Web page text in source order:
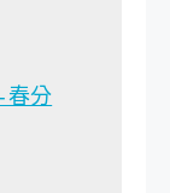
春分